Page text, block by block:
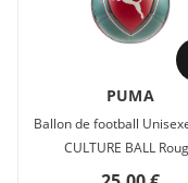
PUMA
Ballon de football
CULTURE BALL